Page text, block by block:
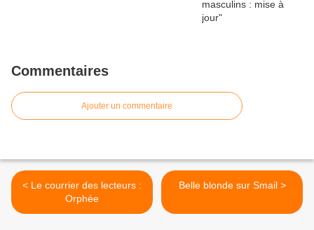
Commentaires
Ajouter un commentaire
< Le courrier des lecteurs :
Orphée
Belle blonde sur Smail >